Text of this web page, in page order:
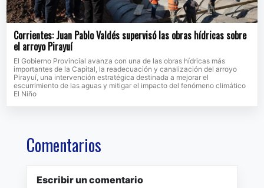
Corrientes: Juan Pablo Valdés supervisó las obras hídricas sobre
el arroyo Pirayuí
El Gobierno Provincial avanza con una de las obras hídricas más
importantes de la Capital, la readecuación y canalización del arroyo
Pirayuí, una intervención estratégica destinada a mejorar el
escurrimiento de las aguas y mitigar el impacto del fenómeno climático
El Niño
Comentarios
Escribir un comentario